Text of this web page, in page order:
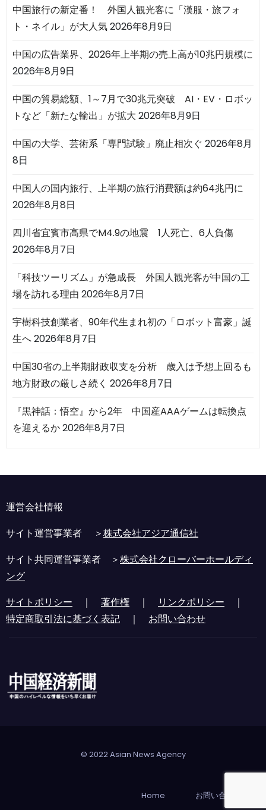
中国旅行の新定番！ 外国人観光客に「漢服・旅フォ
ト・ネイル」が大人気2026年8月9日
中国の広告業界、2026年上半期の売上高が10兆円規模に
2026年8月9日
中国の貿易総額、1～7月で30兆元突破 AI・EV・ロボッ
トなど「新たな輸出」が拡大 2026年8月9日
中国の大学、芸術系「専門試験」廃止相次ぐ 2026年8月
8日
中国人の国内旅行、上半期の旅行消費額は約64兆円に
2026年8月8日
四川省宜賓市高県でM4.9の地震 1人死亡、6人負傷
2026年8月7日
「科技ツーリズム」が急成長 外国人観光客が中国の工
場を訪れる理由 2026年8月7日
宇樹科技創業者、90年代生まれ初の「ロボット富豪」誕
生へ2026年8月7日
中国30省の上半期財政収支を分析 歳入は予想上回るも
地方財政の厳しさ続く 2026年8月7日
『黒神話：悟空』から2年 中国産AAAゲームは転換点
を迎えるか2026年8月7日
運営会社情報
サイト運営事業者 ＞株式会社アジア通信社
サイト共同運営事業者 ＞株式会社クローバーホールディ
ング
サイトポリシー ｜ 著作権 ｜ リンクポリシー ｜
特定商取引法に基づく表記 ｜ お問い合わせ
© 2022 Asian News Agency
Home お問い合わせ